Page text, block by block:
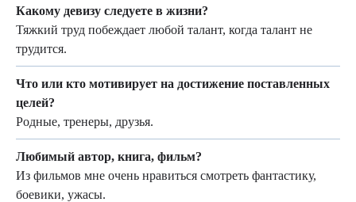
Какому девизу следуете в жизни?
Тяжкий труд побеждает любой талант, когда талант не
трудится.
Что или кто мотивирует на достижение поставленных
целей?
Родные, тренеры, друзья.
Любимый автор, книга, фильм?
Из фильмов мне очень нравиться смотреть фантастику,
боевики, ужасы.